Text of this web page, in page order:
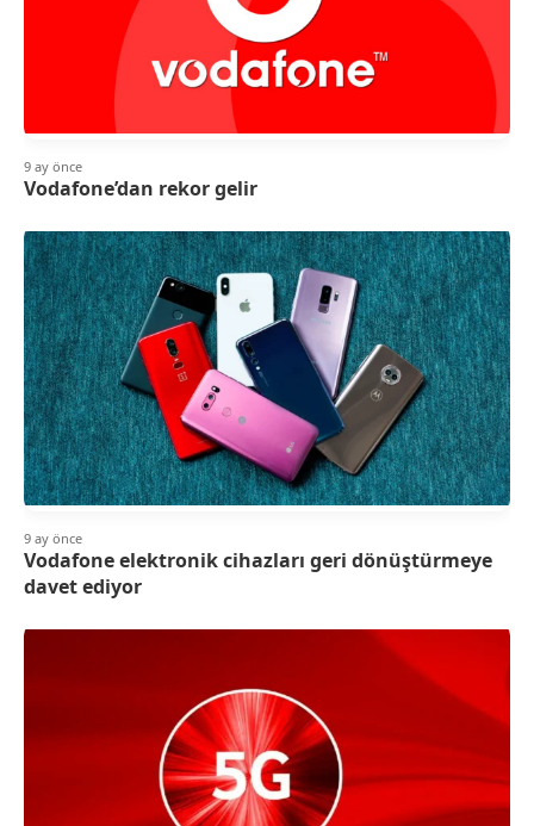
9 ay önce
Vodafone’dan rekor gelir
9 ay önce
Vodafone elektronik cihazları geri dönüştürmeye
davet ediyor